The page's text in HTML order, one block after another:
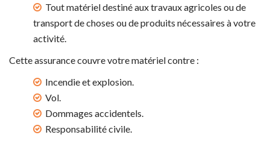
Tout matériel destiné aux travaux agricoles ou de
transport de choses ou de produits nécessaires à votre
activité.
Cette assurance couvre votre matériel contre :
Incendie et explosion.
Vol.
Dommages accidentels.
Responsabilité civile.